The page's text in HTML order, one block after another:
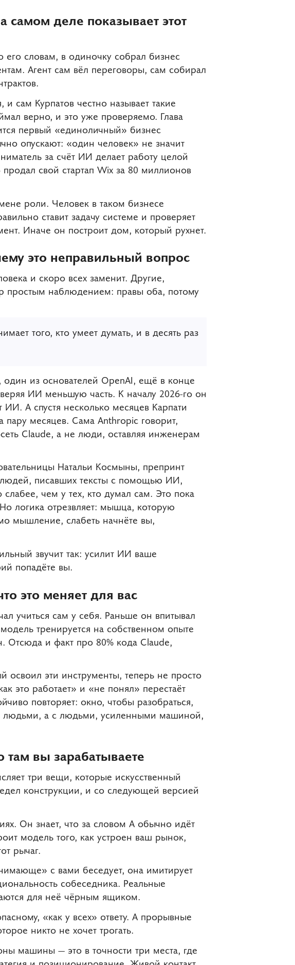
деле показывает этот
его словам, в одиночку собрал бизнес
Агент сам вёл переговоры, сам собирал
сам Курпатов честно называет такие
верно, и это уже проверяемо. Глава
первый «единоличный» бизнес
опускают: «один человек» не значит
за счёт ИИ делает работу целой
свой стартап Wix за 80 миллионов
роли. Человек в таком бизнесе
ставит задачу системе и проверяет
Иначе он построит дом, который рухнет.
это неправильный вопрос
и скоро всех заменит. Другие,
простым наблюдением: правы оба, потому
того, кто умеет думать, и в десять раз
из основателей OpenAI, ещё в конце
ИИ меньшую часть. К началу 2026-го он
А спустя несколько месяцев Карпати
пару месяцев. Сама Anthropic говорит,
Claude, а не люди, оставляя инженерам
Натальи Космыны, препринт
людей, писавших тексты с помощью ИИ,
слабее, чем у тех, кто думал сам. Это пока
логика отрезвляет: мышца, которую
мышление, слабеть начнёте вы,
звучит так: усилит ИИ ваше
попадёте вы.
это меняет для вас
учиться сам у себя. Раньше он впитывал
тренируется на собственном опыте
Отсюда и факт про 80% кода Claude,
освоил эти инструменты, теперь не просто
это работает» и «не понял» перестаёт
повторяет: окно, чтобы разобраться,
с людьми, а с людьми, усиленными машиной,
вы зарабатываете
три вещи, которые искусственный
конструкции, и со следующей версией
Он знает, что за словом А обычно идёт
модель того, как устроен ваш рынок,
рычаг.
с вами беседует, она имитирует
собеседника. Реальные
для неё чёрным ящиком.
«как у всех» ответу. А прорывные
никто не хочет трогать.
машины — это в точности три места, где